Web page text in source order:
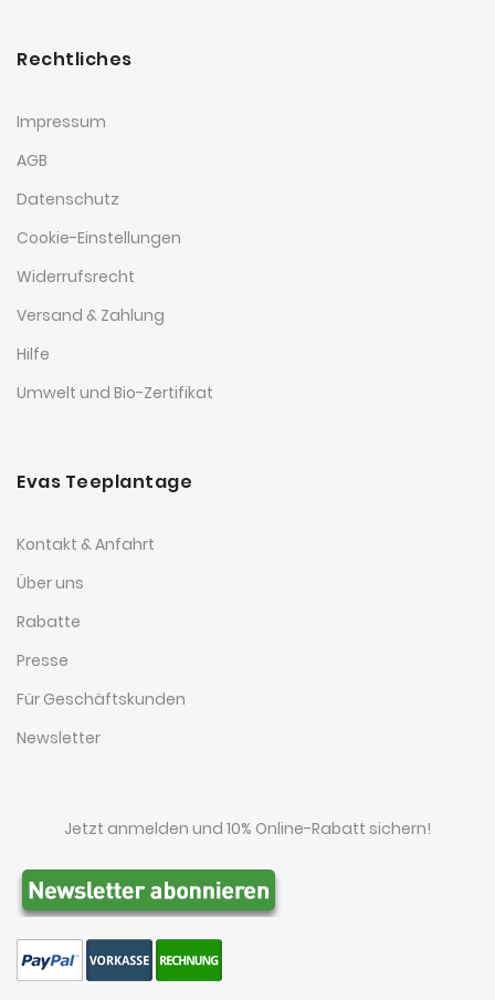
Rechtliches
Impressum
AGB
Datenschutz
Cookie-Einstellungen
Widerrufsrecht
Versand & Zahlung
Hilfe
Umwelt und Bio-Zertifikat
Evas Teeplantage
Kontakt & Anfahrt
Über uns
Rabatte
Presse
Für Geschäftskunden
Newsletter
Jetzt anmelden und 10% Online-Rabatt sichern!